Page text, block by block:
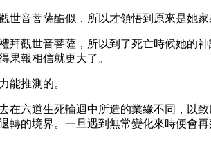
音菩薩酷似，所以才領悟到原來是她
觀世音菩薩，所以到了死亡時候她的
果報相信就更大了。
能推測的。
六道生死輪迴中所造的業緣不同，以
的境界。一旦遇到無常變化來時便會